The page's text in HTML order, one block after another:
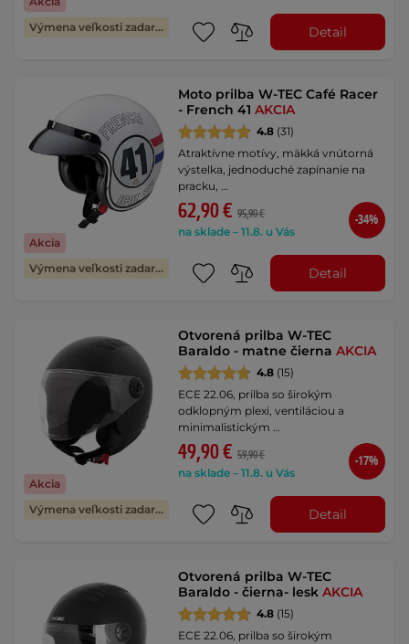
Výmena veľkosti zadarmo
Detail
Akcia
Výmena veľkosti zadarmo
Moto prilba W-TEC Café Racer
- French 41AKCIA
4.8 (31)
Atraktívne motívy, mäkká vnútorná
výstelka, jednoduché zapínanie na
pracku, …
62,90 € 95,90 €
na sklade – 11.8. u Vás
-34%
Detail
Akcia
Výmena veľkosti zadarmo
Otvorená prilba W-TEC
Baraldo - matne čiernaAKCIA
4.8 (15)
ECE 22.06, prilba so širokým
odklopným plexi, ventiláciou a
minimalistickým …
49,90 € 59,90 €
na sklade – 11.8. u Vás
-17%
Detail
Otvorená prilba W-TEC
Baraldo - čierna- leskAKCIA
4.8 (15)
ECE 22.06, prilba so širokým